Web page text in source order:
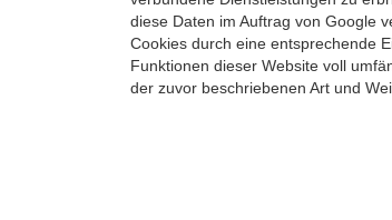
diese Daten im Auftrag von Google
Cookies durch eine entsprechende
Funktionen dieser Website voll
der zuvor beschriebenen Art und